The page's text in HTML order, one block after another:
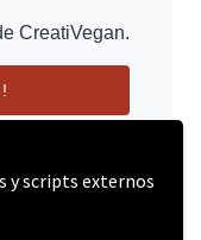
y scripts externos
CreatiVegan.